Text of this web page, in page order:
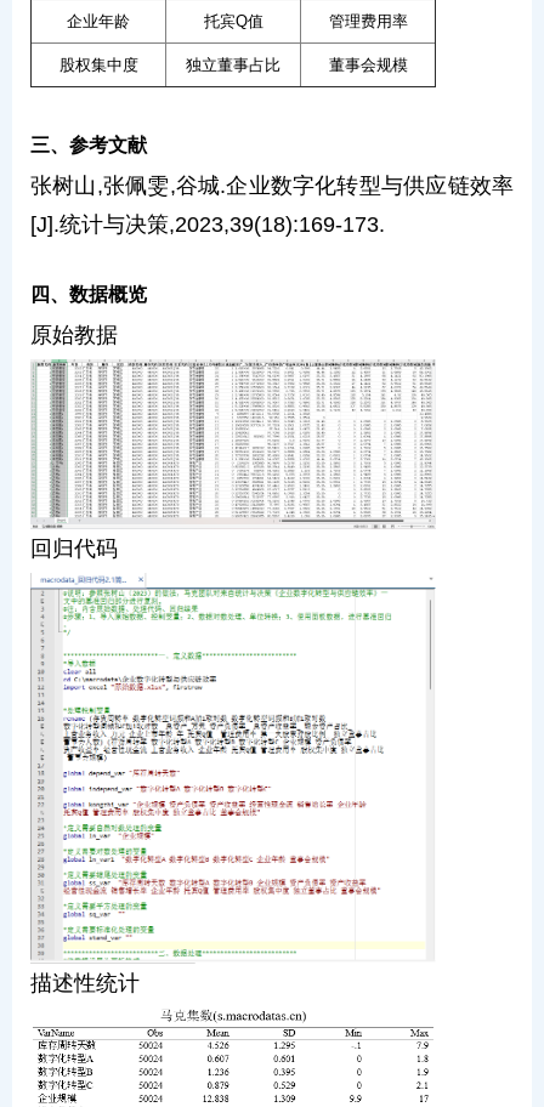
企业年龄 托宾Q值 管理费用率
股权集中度 独立董事占比 董事会规模
三、参考文献
张树山,张佩雯,谷城.企业数字化转型与供应链效率
[J].统计与决策,2023,39(18):169-173.
四、数据概览
原始教据
回归代码
描述性统计